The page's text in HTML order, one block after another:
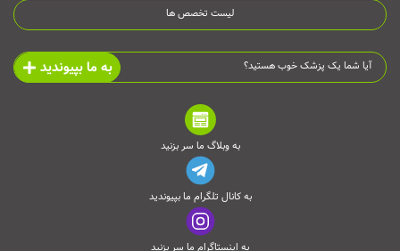
لیست تخصص ها
آیا شما یک پزشک خوب هستید؟ به ما بپیوندید
به وبلاگ ما سر بزنید
به کانال تلگرام ما بپیوندید